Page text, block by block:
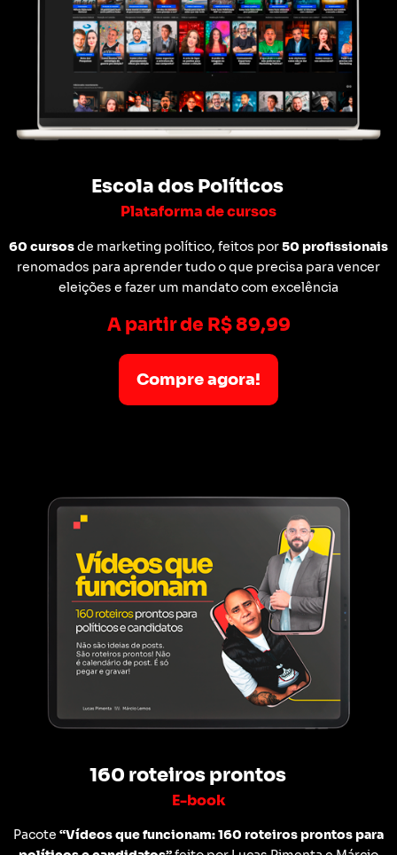
Escola dos Políticos
Plataforma de cursos
60 cursosde marketing político, feitos por50 profissionais
renomados para aprender tudo o que precisa para vencer
eleições e fazer um mandato com excelência
A partir de R$ 89,99
Compre agora!
160 roteiros prontos
E-book
Pacote “Vídeos que funcionam: 160 roteiros prontos para